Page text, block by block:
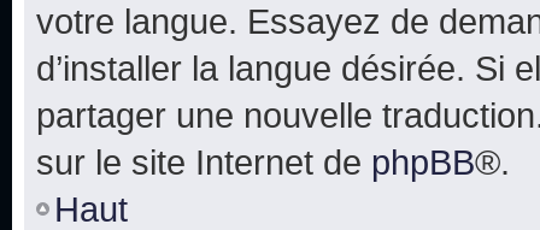
votre langue. Essayez de
d’installer la langue désirée. Si
partager une nouvelle
sur le site Internet de phpBB®.
Haut